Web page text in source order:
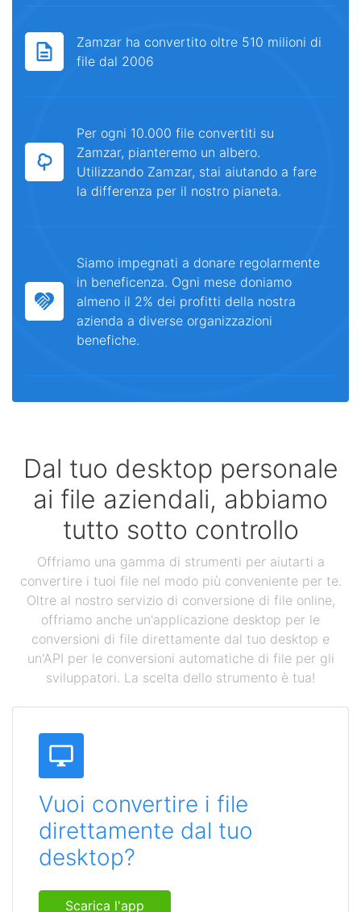
Zamzar ha convertito oltre 510 milioni di
file dal 2006
Per ogni 10.000 file convertiti su
Zamzar, pianteremo un albero.
Utilizzando Zamzar, stai aiutando a fare
la differenza per il nostro pianeta.
Siamo impegnati a donare regolarmente
in beneficenza. Ogni mese doniamo
almeno il 2% dei profitti della nostra
azienda a diverse organizzazioni
benefiche.
Dal tuo desktop personale
ai file aziendali, abbiamo
tutto sotto controllo
Offriamo una gamma di strumenti per aiutarti a
convertire i tuoi file nel modo più conveniente per te.
Oltre al nostro servizio di conversione di file online,
offriamo anche un'applicazione desktop per le
conversioni di file direttamente dal tuo desktop e
un'API per le conversioni automatiche di file per gli
sviluppatori. La scelta dello strumento è tua!
Vuoi convertire i file
direttamente dal tuo
desktop?
Scarica l'app